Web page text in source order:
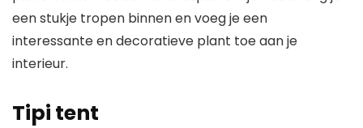
een stukje tropen binnen en voeg je een
interessante en decoratieve plant toe aan je
interieur.
Tipi tent